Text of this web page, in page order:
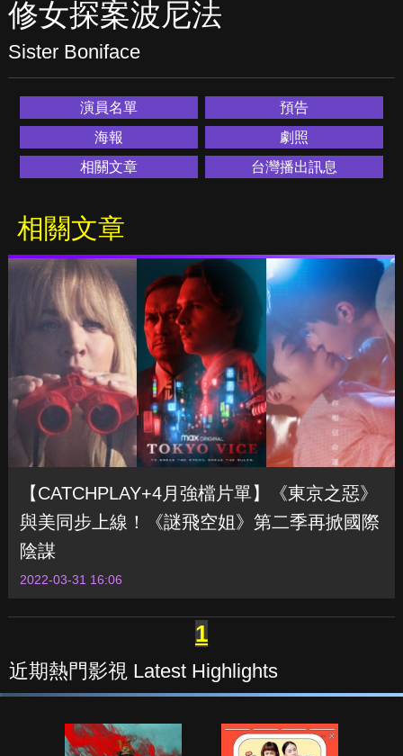
修女探案波尼法
Sister Boniface
演員名單
預告
海報
劇照
相關文章
台灣播出訊息
相關文章
【CATCHPLAY+4月強檔片單】《東京之惡》
與美同步上線！《謎飛空姐》第二季再掀國際
陰謀
2022-03-31 16:06
1
近期熱門影視 Latest Highlights